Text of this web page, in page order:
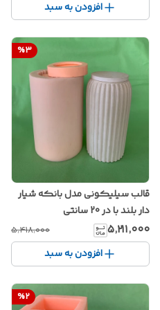
افزودن به سبد
%3
قالب سیلیکونی مدل بانکه شیار
دار بلند با در 20 سانتی
۵٬۲۱۱٬۰۰۰ ۵٬۴۱۸٬۰۰۰
افزودن به سبد
%2